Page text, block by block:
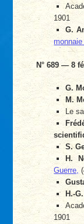
1901
G.
N° 689 — 8
G.
M.
Le
S.
H.
Guerre,
H.-
1901